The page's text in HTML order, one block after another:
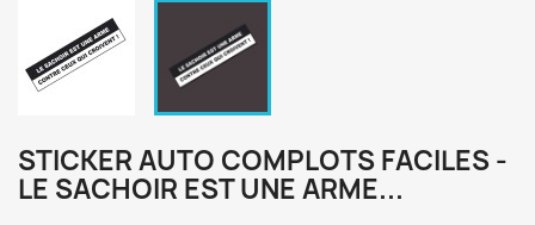
STICKER AUTO COMPLOTS FACILES -
LE SACHOIR EST UNE ARME...